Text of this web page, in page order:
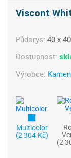
Viscont
Půdorys:40 x
Dostupnost:
Výrobce:
Multicolor
(2 304 Kč)
(2